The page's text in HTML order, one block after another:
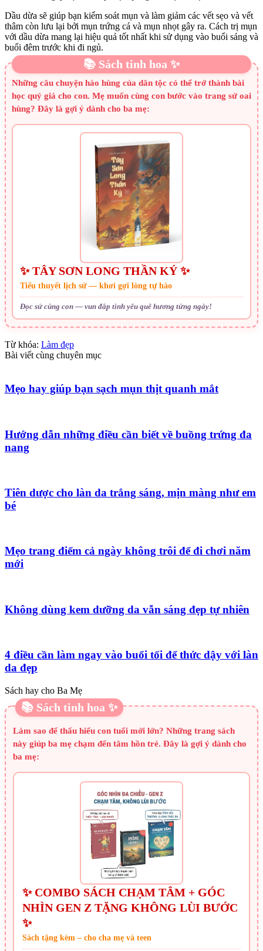
Dầu dừa sẽ giúp bạn kiểm soát mụn và làm giảm các vết sẹo và vết
thâm còn lưu lại bởi mụn trứng cá và mụn nhọt gây ra. Cách trị mụn
với dầu dừa mang lại hiệu quả tốt nhất khi sử dụng vào buổi sáng và
buổi đêm trước khi đi ngủ.
📚 Sách tinh hoa ✨
Những câu chuyện hào hùng của dân tộc có thể trở thành bài
học quý giá cho con. Mẹ muốn cùng con bước vào trang sử oai
hùng? Đây là gợi ý dành cho ba mẹ:
✨ TÂY SƠN LONG THẦN KÝ ✨
Tiểu thuyết lịch sử — khơi gợi lòng tự hào
Đọc sử cùng con — vun đắp tình yêu quê hương từng ngày!
Từ khóa: Làm đẹp
Bài viết cùng chuyên mục
Mẹo hay giúp bạn sạch mụn thịt quanh mắt
Hướng dẫn những điều cần biết về buồng trứng đa
nang
Tiên dược cho làn da trắng sáng, mịn màng như em
bé
Mẹo trang điểm cả ngày không trôi để đi chơi năm
mới
Không dùng kem dưỡng da vẫn sáng đẹp tự nhiên
4 điều cần làm ngay vào buổi tối để thức dậy với làn
da đẹp
Sách hay cho Ba Mẹ
📚 Sách tinh hoa ✨
Làm sao để thấu hiểu con tuổi mới lớn? Những trang sách
này giúp ba mẹ chạm đến tâm hồn trẻ. Đây là gợi ý dành cho
ba mẹ:
✨ COMBO SÁCH CHẠM TÂM + GÓC
NHÌN GEN Z TẶNG KHÔNG LÙI BƯỚC
✨
Sách tặng kèm – cho cha mẹ và teen